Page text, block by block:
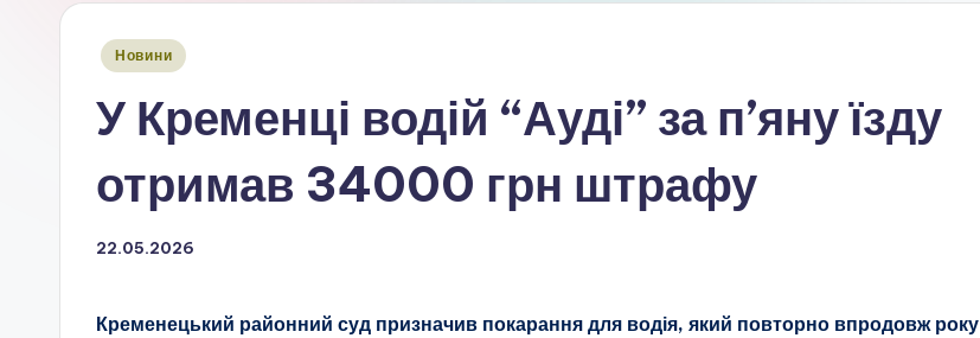
Опубліковано
Новини
У Кременці водій “Ауді” за п’яну їзду
отримав 34000 грн штрафу
22.05.2026
Кременецький районний суд призначив покарання для водія, який повторно впродовж року